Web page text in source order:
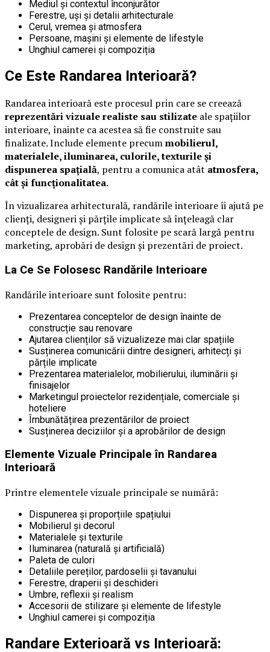
Mediul și contextul înconjurător
Ferestre, uși și detalii arhitecturale
Cerul, vremea și atmosfera
Persoane, mașini și elemente de lifestyle
Unghiul camerei și compoziția
Ce Este Randarea Interioară?
Randarea interioară este procesul prin care se creează
reprezentări vizuale realiste sau stilizate ale spațiilor
interioare, înainte ca acestea să fie construite sau
finalizate. Include elemente precummobilierul,
materialele, iluminarea, culorile, texturile și
dispunerea spațială, pentru a comunica atât atmosfera,
cât și funcționalitatea.
În vizualizarea arhitecturală, randările interioare îi ajută pe
clienți, designeri și părțile implicate să înțeleagă clar
conceptele de design. Sunt folosite pe scară largă pentru
marketing, aprobări de design și prezentări de proiect.
La Ce Se Folosesc Randările Interioare
Randările interioare sunt folosite pentru:
Prezentarea conceptelor de design înainte de
construcție sau renovare
Ajutarea clienților să vizualizeze mai clar spațiile
Susținerea comunicării dintre designeri, arhitecți și
părțile implicate
Prezentarea materialelor, mobilierului, iluminării și
finisajelor
Marketingul proiectelor rezidențiale, comerciale și
hoteliere
Îmbunătățirea prezentărilor de proiect
Susținerea deciziilor și a aprobărilor de design
Elemente Vizuale Principale în Randarea
Interioară
Printre elementele vizuale principale se numără:
Dispunerea și proporțiile spațiului
Mobilierul și decorul
Materialele și texturile
Iluminarea (naturală și artificială)
Paleta de culori
Detaliile pereților, pardoselii și tavanului
Ferestre, draperii și deschideri
Umbre, reflexii și realism
Accesorii de stilizare și elemente de lifestyle
Unghiul camerei și compoziția
Randare Exterioară vs Interioară: